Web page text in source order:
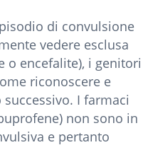
di convulsione
vedere esclusa
o encefalite), i genitori
riconoscere e
I farmaci
non sono in
e pertanto